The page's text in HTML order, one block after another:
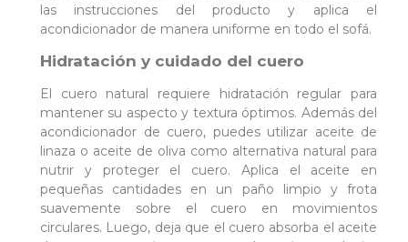
las instrucciones del producto y aplica el
acondicionador de manera uniforme en todo el sofá.
Hidratación y cuidado del cuero
El cuero natural requiere hidratación regular para
mantener su aspecto y textura óptimos. Además del
acondicionador de cuero, puedes utilizar aceite de
linaza o aceite de oliva como alternativa natural para
nutrir y proteger el cuero. Aplica el aceite en
pequeñas cantidades en un paño limpio y frota
suavemente sobre el cuero en movimientos
circulares. Luego, deja que el cuero absorba el aceite